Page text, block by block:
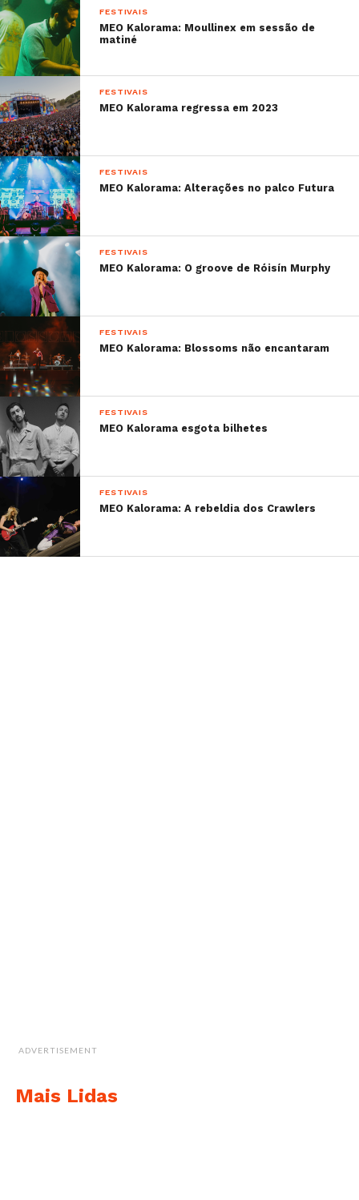
FESTIVAIS
MEO Kalorama: Moullinex em sessão de
matiné
FESTIVAIS
MEO Kalorama regressa em 2023
FESTIVAIS
MEO Kalorama: Alterações no palco Futura
FESTIVAIS
MEO Kalorama: O groove de Róisín Murphy
FESTIVAIS
MEO Kalorama: Blossoms não encantaram
FESTIVAIS
MEO Kalorama esgota bilhetes
FESTIVAIS
MEO Kalorama: A rebeldia dos Crawlers
ADVERTISEMENT
Mais Lidas